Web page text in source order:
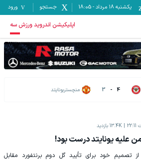
یکشنبه ۱۸ مرداد -
18:05 جستجو ورود
اپلیکیشن اندروید ورزش سه
4
-
3 منچستریونایتد
13.4K بازدید
علیه یونایتد درست بود!
از تصمیم خود برای تأیید گل دوم برنتفورد مقابل